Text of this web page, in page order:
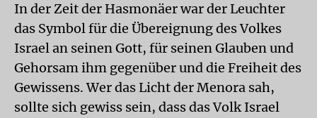
In der Zeit der Hasmonäer war der Leuchter
das Symbol für die Übereignung des Volkes
Israel an seinen Gott, für seinen Glauben und
Gehorsam ihm gegenüber und die Freiheit des
Gewissens. Wer das Licht der Menora sah,
sollte sich gewiss sein, dass das Volk Israel